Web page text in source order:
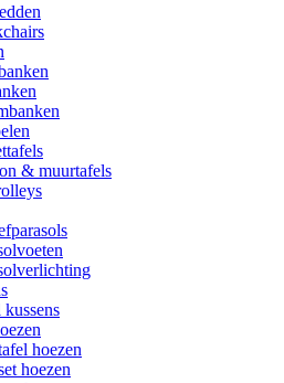
& muurtafels
kussens
hoezen
hoezen